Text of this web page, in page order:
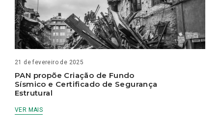
21 de fevereiro de 2025
PAN propõe Criação de Fundo
Sísmico e Certificado de Segurança
Estrutural
VER MAIS